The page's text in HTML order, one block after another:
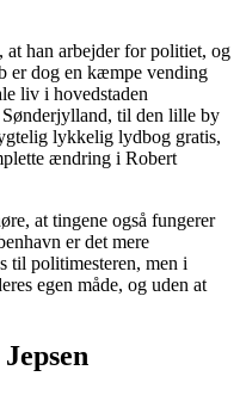
han arbejder for politiet, og
er dog en kæmpe vending
liv i hovedstaden
til den lille by
lykkelig lydbog gratis,
ændring i Robert
at tingene også fungerer
er det mere
til politimesteren, men i
egen måde, og uden at